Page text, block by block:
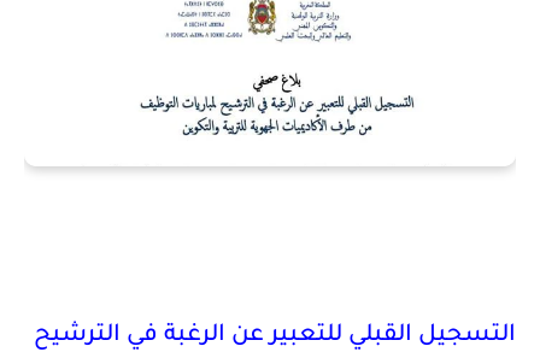
التسجيل القبلي للتعبير عن الرغبة في الترشيح